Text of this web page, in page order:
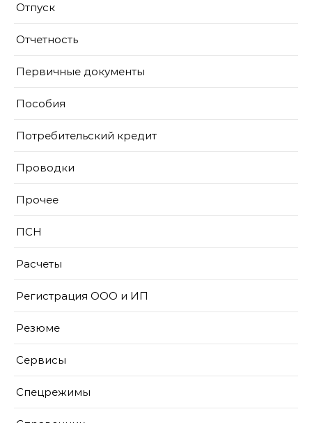
Отпуск
Отчетность
Первичные документы
Пособия
Потребительский кредит
Проводки
Прочее
ПСН
Расчеты
Регистрация ООО и ИП
Резюме
Сервисы
Спецрежимы